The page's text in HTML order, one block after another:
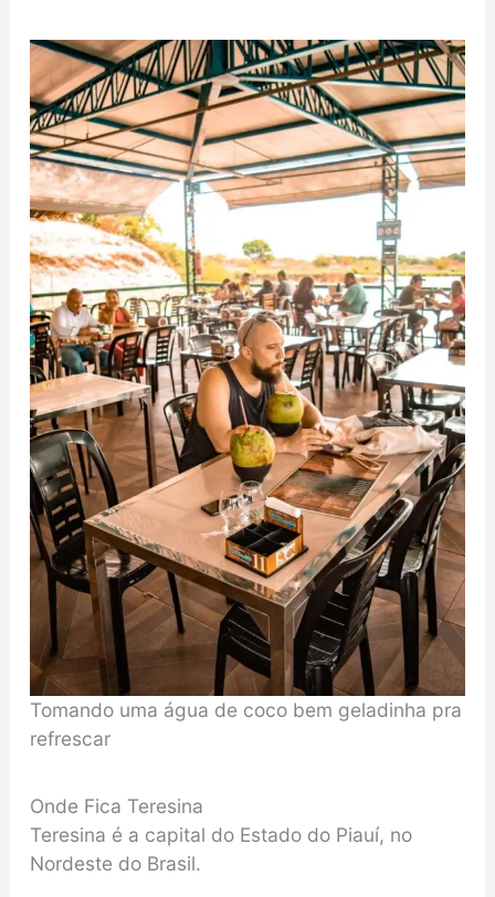
Tomando uma água de coco bem geladinha pra
refrescar
Onde Fica Teresina
Teresina é a capital do Estado do Piauí, no
Nordeste do Brasil.